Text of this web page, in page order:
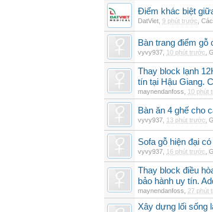
Điểm khác biệt
DatViet 9 phút trước
Bàn trang điểm gỗ
vyvy937 10 phút trước
Thay block lạnh
tín tại Hậu Giang.
maynendanfoss 10 phút
Bàn ăn 4 ghế cho
vyvy937 13 phút trước
Sofa gỗ hiện đại
vyvy937 16 phút trước
Thay block điều
bảo hành uy tín.
maynendanfoss 27 phút
Xây dựng lối sống